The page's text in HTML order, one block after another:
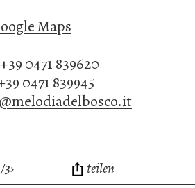
Maps
0471 839620
0471 839945
3› teilen